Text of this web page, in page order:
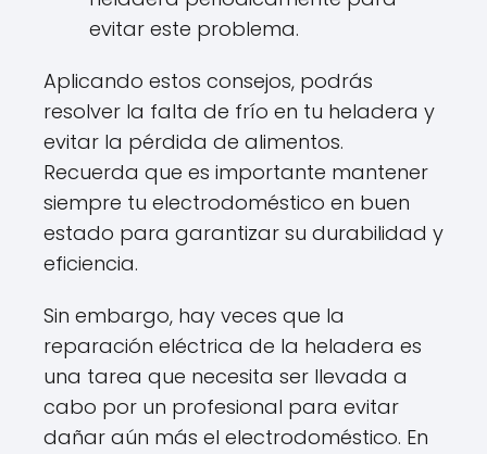
evitar este problema.
Aplicando estos consejos, podrás
resolver la falta de frío en tu heladera y
evitar la pérdida de alimentos.
Recuerda que es importante mantener
siempre tu electrodoméstico en buen
estado para garantizar su durabilidad y
eficiencia.
Sin embargo, hay veces que la
reparación eléctrica de la heladera es
una tarea que necesita ser llevada a
cabo por un profesional para evitar
dañar aún más el electrodoméstico. En